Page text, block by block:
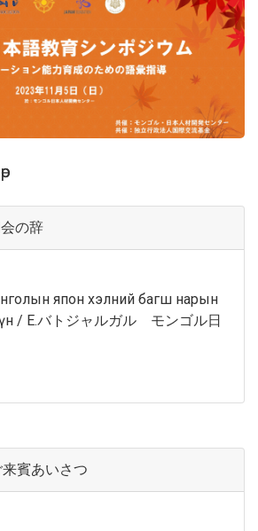
の辞
япон хэлний багш нарын
/ E.バトジャルガル モンゴル日
賓あいさつ